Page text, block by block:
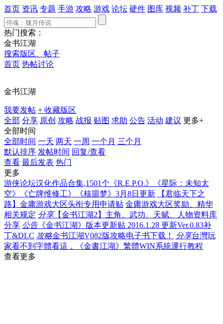
首页 资讯 专题 手游 攻略 游戏 论坛 硬件 图库 视频 补丁 下载
热门搜索：
金书江湖
搜索版区、帖子
首页 热帖讨论
金书江湖
我要发帖 + 收藏版区
全部 分享 原创 攻略 战报 贴图 求助 公告 活动 建议 更多+
全部时间
全部时间 一天 两天 一周 一个月 三个月
默认排序 发帖时间 回复/查看
查看 最后发表 热门
更多
游侠论坛汉化作品合集,1501个《R.E.P.O.》《星际：未知太
空》《亡牌维修工》《核噩梦》3月8日更新
【君临天下之
路】金庸游戏大区头衔专用申请贴 金庸游戏大区奖励、精华
相关规定 分享【金书江湖2】主角、武功、天赋、人物资料库
分享 公告《金书江湖》版本更新贴 2016.1.28 更新Ver.0.83补
丁&DLC 攻略金书江湖V082版攻略电子书下载！ 分享台灣玩
家看不到字體看這，《金書江湖》繁體WIN系統運行教程
查看更多